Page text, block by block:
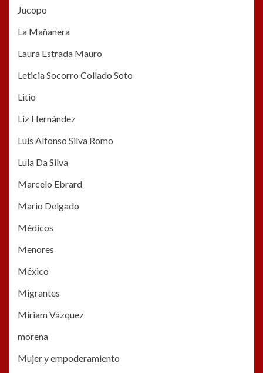
Jucopo
La Mañanera
Laura Estrada Mauro
Leticia Socorro Collado Soto
Litio
Liz Hernández
Luis Alfonso Silva Romo
Lula Da Silva
Marcelo Ebrard
Mario Delgado
Médicos
Menores
México
Migrantes
Miriam Vázquez
morena
Mujer y empoderamiento